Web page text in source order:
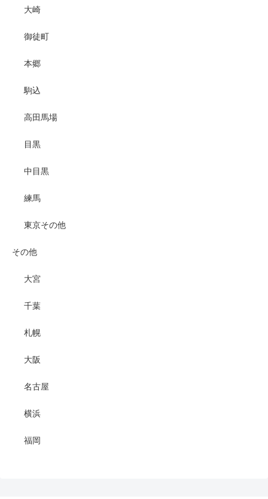
大崎
御徒町
本郷
駒込
高田馬場
目黒
中目黒
練馬
東京その他
その他
大宮
千葉
札幌
大阪
名古屋
横浜
福岡